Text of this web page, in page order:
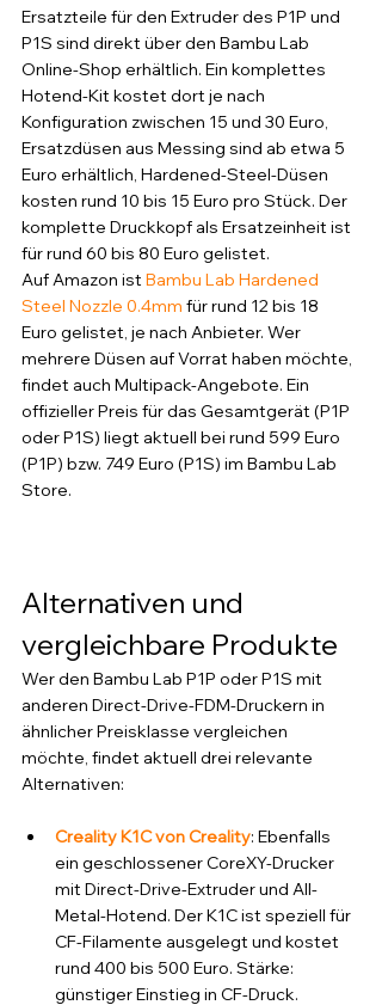
Ersatzteile für den Extruder des P1P und
P1S sind direkt über den Bambu Lab
Online-Shop erhältlich. Ein komplettes
Hotend-Kit kostet dort je nach
Konfiguration zwischen 15 und 30 Euro,
Ersatzdüsen aus Messing sind ab etwa 5
Euro erhältlich, Hardened-Steel-Düsen
kosten rund 10 bis 15 Euro pro Stück. Der
komplette Druckkopf als Ersatzeinheit ist
für rund 60 bis 80 Euro gelistet.
Auf Amazon ist Bambu Lab Hardened
Steel Nozzle 0.4mm für rund 12 bis 18
Euro gelistet, je nach Anbieter. Wer
mehrere Düsen auf Vorrat haben möchte,
findet auch Multipack-Angebote. Ein
offizieller Preis für das Gesamtgerät (P1P
oder P1S) liegt aktuell bei rund 599 Euro
(P1P) bzw. 749 Euro (P1S) im Bambu Lab
Store.
Alternativen und
vergleichbare Produkte
Wer den Bambu Lab P1P oder P1S mit
anderen Direct-Drive-FDM-Druckern in
ähnlicher Preisklasse vergleichen
möchte, findet aktuell drei relevante
Alternativen:
Creality K1C von Creality: Ebenfalls
ein geschlossener CoreXY-Drucker
mit Direct-Drive-Extruder und All-
Metal-Hotend. Der K1C ist speziell für
CF-Filamente ausgelegt und kostet
rund 400 bis 500 Euro. Stärke:
günstiger Einstieg in CF-Druck.